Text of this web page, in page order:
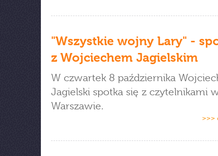
"Wszystkie wojny Lary" -
z Wojciechem Jagielskim
W czwartek 8 października
Jagielski spotka się z czytelnikami
Warszawie.
>>>